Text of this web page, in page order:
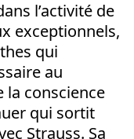
l’activité de
exceptionnels,
qui
au
la conscience
qui sortit
Strauss. Sa